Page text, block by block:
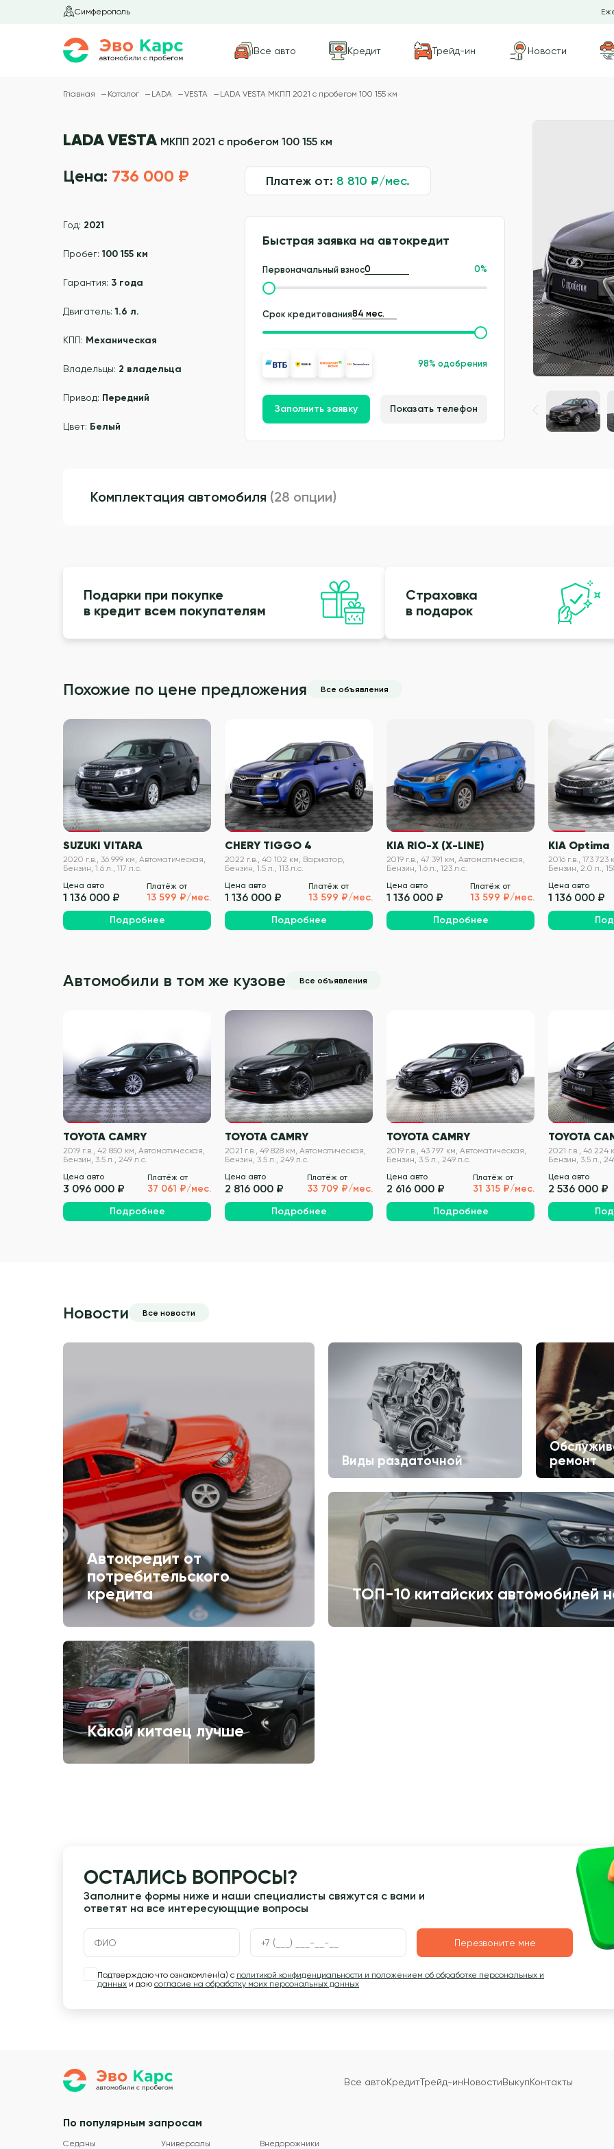
Симферополь
Все авто Кредит Трейд-ин Новости
Главная Каталог LADA VESTA LADA VESTA МКПП 2021 с пробегом 100 155 км
LADA VESTA МКПП 2021 с пробегом 100 155 км
Цена: 736 000 ₽
Год: 2021
Пробег:100 155 км
Гарантия: 3 года
Двигатель:1.6 л.
КПП: Механическая
Владельцы: 2 владельца
Привод: Передний
Цвет: Белый
Платеж от: 8 810 ₽/мес.
Быстрая заявка на автокредит
Первоначальный взнос 0%
Срок кредитования
98% одобрения
Заполнить заявку Показать телефон
Комплектация автомобиля (28 опции)
Подарки при покупке
в кредит всем покупателям
Страховка
в подарок
Похожие по цене предложения Все объявления
VIN проверен
SUZUKI VITARA
2020 г.в., 36 999 км, Автоматическая,
Бензин, 1.6 л., 117 л.с.
Цена авто
1 136 000 ₽
Платёж от
13 599 ₽/мес.
Подробнее
VIN проверен
CHERY TIGGO 4
2022 г.в., 40 102 км, Вариатор,
Бензин, 1.5 л., 113 л.с.
Цена авто
1 136 000 ₽
Платёж от
13 599 ₽/мес.
Подробнее
VIN проверен
KIA RIO-X (X-LINE)
2019 г.в., 47 391 км, Автоматическая,
Бензин, 1.6 л., 123 л.с.
Цена авто
1 136 000 ₽
Платёж от
13 599 ₽/мес.
Подробнее
KIA Optima
2016 г.в., 173
Бензин, 2.0 л.,
Цена авто
1 136 000 ₽
Автомобили в том же кузове Все объявления
VIN проверен
TOYOTA CAMRY
2019 г.в., 42 850 км, Автоматическая,
Бензин, 3.5 л., 249 л.с.
Цена авто
3 096 000 ₽
Платёж от
37 061 ₽/мес.
Подробнее
VIN проверен
TOYOTA CAMRY
2021 г.в., 49 828 км, Автоматическая,
Бензин, 3.5 л., 249 л.с.
Цена авто
2 816 000 ₽
Платёж от
33 709 ₽/мес.
Подробнее
VIN проверен
TOYOTA CAMRY
2019 г.в., 43 797 км, Автоматическая,
Бензин, 3.5 л., 249 л.с.
Цена авто
2 616 000 ₽
Платёж от
31 315 ₽/мес.
Подробнее
TOYOTA
2021 г.в., 46 224
Бензин, 3.5 л.,
Цена авто
2 536 000 ₽
Новости Все новости
Автокредит от
потребительского
кредита
Виды раздаточной
ремонт
ТОП-10 китайских автомобилей
Какой китаец лучше
ОСТАЛИСЬ ВОПРОСЫ?
Заполните формы ниже и наши специалисты свяжутся с вами и
ответят на все интересующщие вопросы
Перезвоните мне
Подтверждаю что ознакомлен(а) с политикой конфиденциальности и положением об обработке персональных и
данных и даю согласие на обработку моих персональных данных
Все автоКредитТрейд-инНовостиВыкупКонтакты
По популярным запросам
Седаны Универсалы Внедорожники